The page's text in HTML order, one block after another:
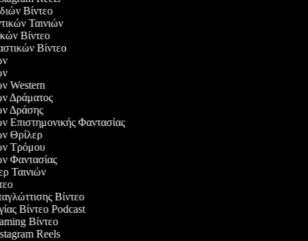
Βίντεο
Ταινιών
Βίντεο
Βίντεο
Western
Δράματος
Δράσης
Επιστημονικής Φαντασίας
Θρίλερ
Τρόμου
Φαντασίας
Ταινιών
Βίντεο
Βίντεο Podcast
Βίντεο
Reels